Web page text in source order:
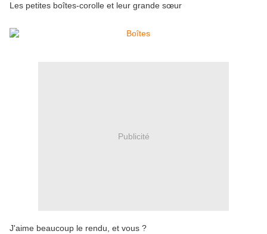
Les petites boîtes-corolle et leur grande sœur
Publicité
J'aime beaucoup le rendu, et vous ?